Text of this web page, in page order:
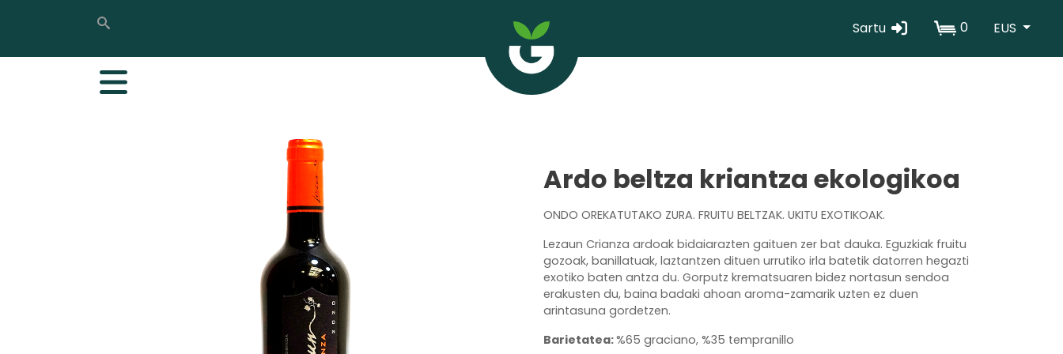
BilatuBilatu
Erabiltzaile
Sartu 0 EUS
Ardo beltza kriantza ekologikoa
ONDO OREKATUTAKO ZURA. FRUITU BELTZAK. UKITU EXOTIKOAK.
Lezaun Crianza ardoak bidaiarazten gaituen zer bat dauka. Eguzkiak fruitu
gozoak, banillatuak, laztantzen dituen urrutiko irla batetik datorren hegazti
exotiko baten antza du. Gorputz krematsuaren bidez nortasun sendoa
erakusten du, baina badaki ahoan aroma-zamarik uzten ez duen
arintasuna gordetzen.
Barietatea:%65 graciano, %35 tempranillo